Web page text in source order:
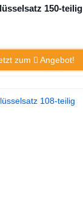
150-teilig
zum Angebot!